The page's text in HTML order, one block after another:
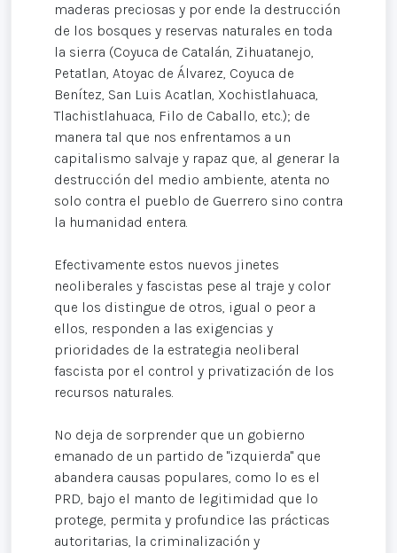
maderas preciosas y por ende la destrucción
de los bosques y reservas naturales en toda
la sierra (Coyuca de Catalán, Zihuatanejo,
Petatlan, Atoyac de Álvarez, Coyuca de
Benítez, San Luis Acatlan, Xochistlahuaca,
Tlachistlahuaca, Filo de Caballo, etc.); de
manera tal que nos enfrentamos a un
capitalismo salvaje y rapaz que, al generar la
destrucción del medio ambiente, atenta no
solo contra el pueblo de Guerrero sino contra
la humanidad entera.
Efectivamente estos nuevos jinetes
neoliberales y fascistas pese al traje y color
que los distingue de otros, igual o peor a
ellos, responden a las exigencias y
prioridades de la estrategia neoliberal
fascista por el control y privatización de los
recursos naturales.
No deja de sorprender que un gobierno
emanado de un partido de "izquierda" que
abandera causas populares, como lo es el
PRD, bajo el manto de legitimidad que lo
protege, permita y profundice las prácticas
autoritarias, la criminalización y